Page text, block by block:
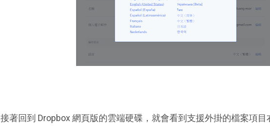
接著回到 Dropbox 網頁版的雲端硬碟，就會看到支援外掛的檔案項目